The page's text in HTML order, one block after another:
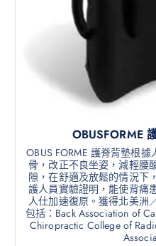
OBUSFORME
OBUS FORME 護脊背墊根
骨，改正不良坐姿，減輕腰
隙，在舒適及放鬆的情況下
護人員實驗證明，能使背痛
人仕加速復原。獲得北美洲
包括：Back Association of
Chiropractic College of